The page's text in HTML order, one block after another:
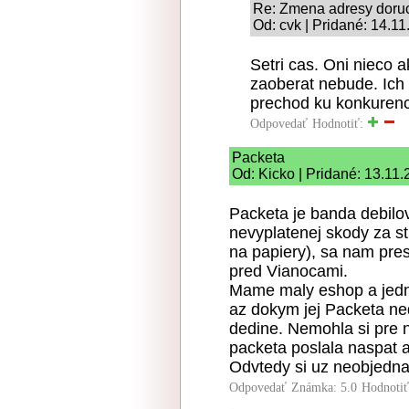
Re: Zmena adresy
Od: cvk | Pridané:
Setri cas. Oni nieco
zaoberat nebude.
prechod ku
Odpovedať Hodnotiť:
Packeta
Od: Kicko | Pridané:
Packeta je banda
nevyplatenej skody za
na papiery), sa nam
pred Vianocami.
Mame maly eshop a
az dokym jej Packeta
dedine. Nemohla si pre
packeta poslala naspat
Odvtedy si uz
Odpovedať Známka: 5.0